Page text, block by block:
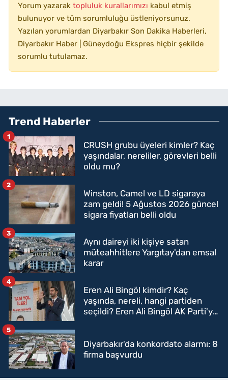
Yorum yazarak topluluk kurallarımızı kabul etmiş
bulunuyor ve tüm sorumluluğu üstleniyorsunuz.
Yazılan yorumlardan Diyarbakır Son Dakika Haberleri,
Diyarbakır Haber | Güneydoğu Ekspres hiçbir şekilde
sorumlu tutulamaz.
Trend Haberler
CRUSH grubu üyeleri kimler? Kaç
yaşındalar, nereliler, görevleri belli
oldu mu?
1
Winston, Camel ve LD sigaraya
zam geldi! 5 Ağustos 2026 güncel
sigara fiyatları belli oldu
2
Aynı daireyi iki kişiye satan
müteahhitlere Yargıtay'dan emsal
karar
3
Eren Ali Bingöl kimdir? Kaç
yaşında, nereli, hangi partiden
seçildi? Eren Ali Bingöl AK Parti'ye
4
Diyarbakır'da konkordato alarmı: 8
firma başvurdu
5